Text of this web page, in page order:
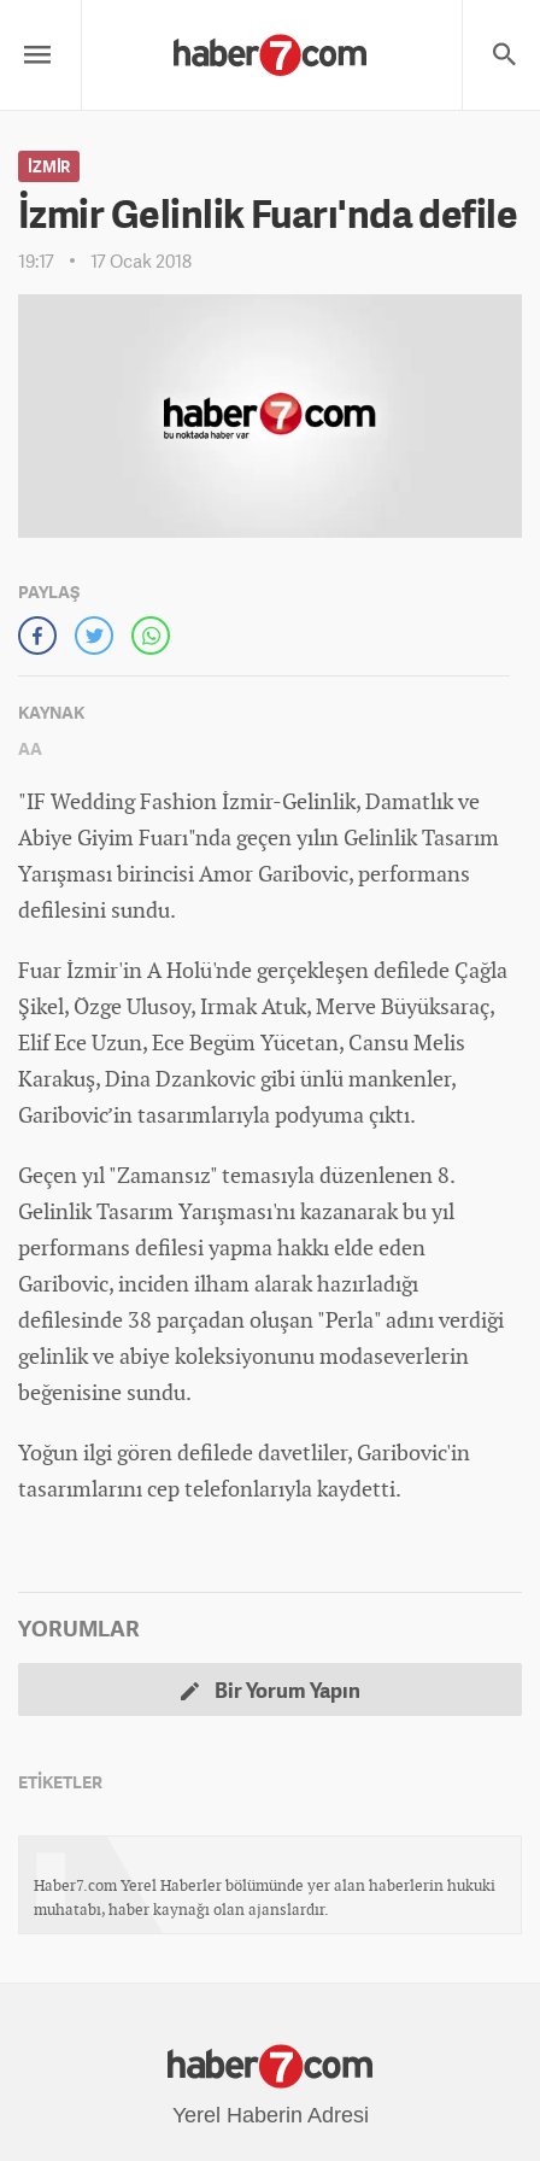
İZMIR
İzmir Gelinlik Fuarı'nda defile
19:17 17 Ocak 2018
PAYLAŞ
KAYNAK
AA
"IF Wedding Fashion İzmir-Gelinlik, Damatlık ve
Abiye Giyim Fuarı"nda geçen yılın Gelinlik Tasarım
Yarışması birincisi Amor Garibovic, performans
defilesini sundu.
Fuar İzmir'in A Holü'nde gerçekleşen defilede Çağla
Şikel, Özge Ulusoy, Irmak Atuk, Merve Büyüksaraç,
Elif Ece Uzun, Ece Begüm Yücetan, Cansu Melis
Karakuş, Dina Dzankovic gibi ünlü mankenler,
Garibovic’in tasarımlarıyla podyuma çıktı.
Geçen yıl "Zamansız" temasıyla düzenlenen 8.
Gelinlik Tasarım Yarışması'nı kazanarak bu yıl
performans defilesi yapma hakkı elde eden
Garibovic, inciden ilham alarak hazırladığı
defilesinde 38 parçadan oluşan "Perla" adını verdiği
gelinlik ve abiye koleksiyonunu modaseverlerin
beğenisine sundu.
Yoğun ilgi gören defilede davetliler, Garibovic'in
tasarımlarını cep telefonlarıyla kaydetti.
YORUMLAR
Bir Yorum Yapın
ETİKETLER
Haber7.com Yerel Haberler bölümünde yer alan haberlerin hukuki
muhatabı, haber kaynağı olan ajanslardır.
Yerel Haberin Adresi